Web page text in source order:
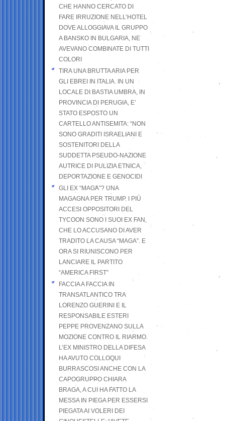
CHE HANNO CERCATO DI
FARE IRRUZIONE NELL’HOTEL
DOVE ALLOGGIAVA IL GRUPPO
A BANSKO IN BULGARIA, NE
AVEVANO COMBINATE DI TUTTI
COLORI
TIRA UNA BRUTTA ARIA PER
GLI EBREI IN ITALIA. IN UN
LOCALE DI BASTIA UMBRA, IN
PROVINCIA DI PERUGIA, E’
STATO ESPOSTO UN
CARTELLO ANTISEMITA: “NON
SONO GRADITI ISRAELIANI E
SOSTENITORI DELLA
SUDDETTA PSEUDO-NAZIONE
AUTRICE DI PULIZIA ETNICA,
DEPORTAZIONE E GENOCIDI
GLI EX “MAGA”? UNA
MAGAGNA PER TRUMP. I PIÙ
ACCESI OPPOSITORI DEL
TYCOON SONO I SUOI EX FAN,
CHE LO ACCUSANO DI AVER
TRADITO LA CAUSA “MAGA”. E
ORA SI RIUNISCONO PER
LANCIARE IL PARTITO
“AMERICA FIRST”
FACCIA A FACCIA IN
TRANSATLANTICO TRA
LORENZO GUERINI E IL
RESPONSABILE ESTERI
PEPPE PROVENZANO SULLA
MOZIONE CONTRO IL RIARMO.
L’EX MINISTRO DELLA DIFESA
HA AVUTO COLLOQUI
BURRASCOSI ANCHE CON LA
CAPOGRUPPO CHIARA
BRAGA, A CUI HA FATTO LA
MESSA IN PIEGA PER ESSERSI
PIEGATA AI VOLERI DEI